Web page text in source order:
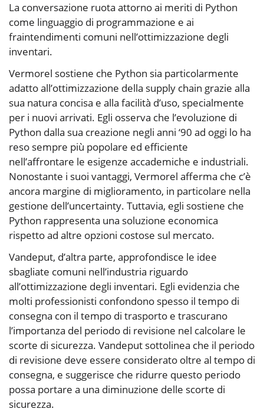
La conversazione ruota attorno ai meriti di Python
come linguaggio di programmazione e ai
fraintendimenti comuni nell’ottimizzazione degli
inventari.
Vermorel sostiene che Python sia particolarmente
adatto all’ottimizzazione della supply chain grazie alla
sua natura concisa e alla facilità d’uso, specialmente
per i nuovi arrivati. Egli osserva che l’evoluzione di
Python dalla sua creazione negli anni ‘90 ad oggi lo ha
reso sempre più popolare ed efficiente
nell’affrontare le esigenze accademiche e industriali.
Nonostante i suoi vantaggi, Vermorel afferma che c’è
ancora margine di miglioramento, in particolare nella
gestione dell’uncertainty. Tuttavia, egli sostiene che
Python rappresenta una soluzione economica
rispetto ad altre opzioni costose sul mercato.
Vandeput, d’altra parte, approfondisce le idee
sbagliate comuni nell’industria riguardo
all’ottimizzazione degli inventari. Egli evidenzia che
molti professionisti confondono spesso il tempo di
consegna con il tempo di trasporto e trascurano
l’importanza del periodo di revisione nel calcolare le
scorte di sicurezza. Vandeput sottolinea che il periodo
di revisione deve essere considerato oltre al tempo di
consegna, e suggerisce che ridurre questo periodo
possa portare a una diminuzione delle scorte di
sicurezza.